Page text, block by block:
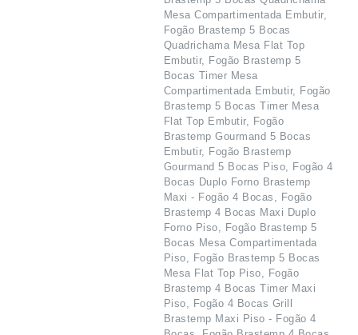
Mesa Compartimentada Embutir,
Fogão Brastemp 5 Bocas
Quadrichama Mesa Flat Top
Embutir, Fogão Brastemp 5
Bocas Timer Mesa
Compartimentada Embutir, Fogão
Brastemp 5 Bocas Timer Mesa
Flat Top Embutir, Fogão
Brastemp Gourmand 5 Bocas
Embutir, Fogão Brastemp
Gourmand 5 Bocas Piso, Fogão 4
Bocas Duplo Forno Brastemp
Maxi - Fogão 4 Bocas, Fogão
Brastemp 4 Bocas Maxi Duplo
Forno Piso, Fogão Brastemp 5
Bocas Mesa Compartimentada
Piso, Fogão Brastemp 5 Bocas
Mesa Flat Top Piso, Fogão
Brastemp 4 Bocas Timer Maxi
Piso, Fogão 4 Bocas Grill
Brastemp Maxi Piso - Fogão 4